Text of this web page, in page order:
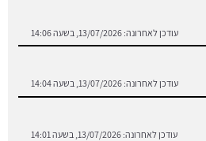
עודכן לאחרונה: 13/07/2026, בשעה 14:06
עודכן לאחרונה: 13/07/2026, בשעה 14:04
עודכן לאחרונה: 13/07/2026, בשעה 14:01